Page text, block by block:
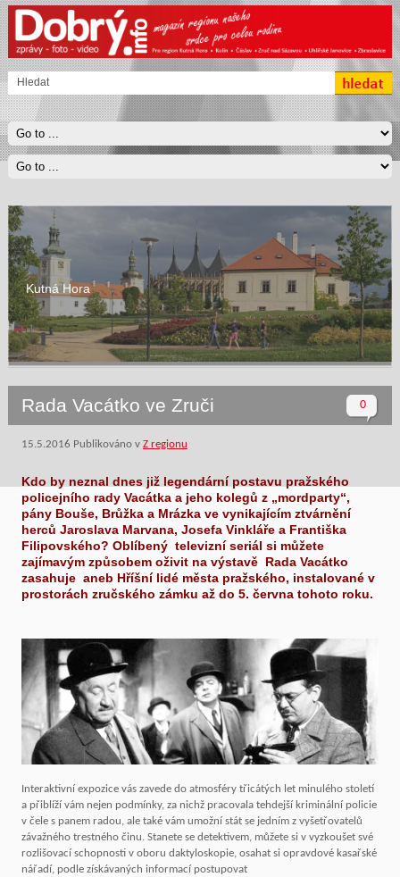
Kutná Hora
0
Rada Vacátko ve Zruči
15.5.2016 Publikováno v Z regionu
Kdo by neznal dnes již legendární postavu pražského
policejního rady Vacátka a jeho kolegů z „mordparty“,
pány Bouše, Brůžka a Mrázka ve vynikajícím ztvárnění
herců Jaroslava Marvana, Josefa Vinkláře a Františka
Filipovského? Oblíbený televizní seriál si můžete
zajímavým způsobem oživit na výstavě Rada Vacátko
zasahuje aneb Hříšní lidé města pražského, instalované v
prostorách zručského zámku až do 5. června tohoto roku.
Interaktivní expozice vás zavede do atmosféry třicátých let minulého století
a přiblíží vám nejen podmínky, za nichž pracovala tehdejší kriminální policie
v čele s panem radou, ale také vám umožní stát se jedním z vyšetřovatelů
závažného trestného činu. Stanete se detektivem, můžete si v vyzkoušet své
rozlišovací schopnosti v oboru daktyloskopie, osahat si opravdové kasařské
nářadí, podle získávaných informací postupovat